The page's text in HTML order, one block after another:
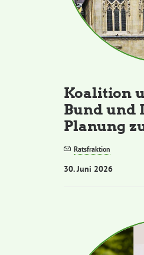
Koalition
Bund und
Planung
Ratsfraktion
30. Juni 2026